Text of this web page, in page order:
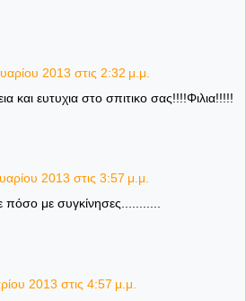
2013 στις 2:32 μ.μ.
και ευτυχια στο σπιτικο σας!!!!Φιλια!!!!!
2013 στις 3:57 μ.μ.
με συγκίνησες...........
2013 στις 4:57 μ.μ.